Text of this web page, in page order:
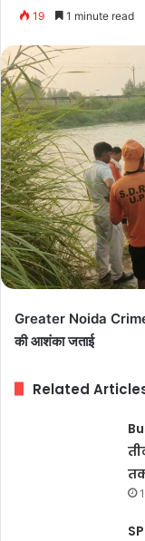
19 1 minute read
Greater Noida Crime:
की आशंका जताई
Related